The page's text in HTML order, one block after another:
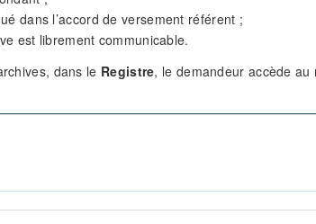
dans l’accord de versement référent ;
est librement communicable.
dans le Registre, le demandeur accède au